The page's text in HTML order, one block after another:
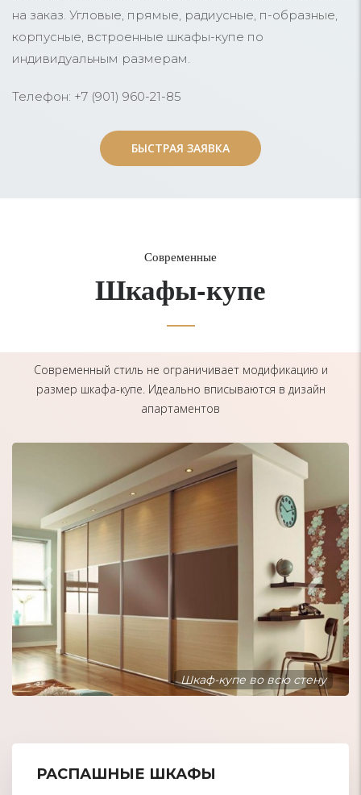
на заказ. Угловые, прямые, радиусные, п-образные,
корпусные, встроенные шкафы-купе по
индивидуальным размерам.
Телефон: +7 (901) 960-21-85
БЫСТРАЯ ЗАЯВКА
БЫСТРАЯ ЗАЯВКА
Современные
Шкафы-купе
Современный стиль не ограничивает модификацию и
размер шкафа-купе. Идеально вписываются в дизайн
апартаментов
Шкаф-купе встроенный в нишу
РАСПАШНЫЕ ШКАФЫ